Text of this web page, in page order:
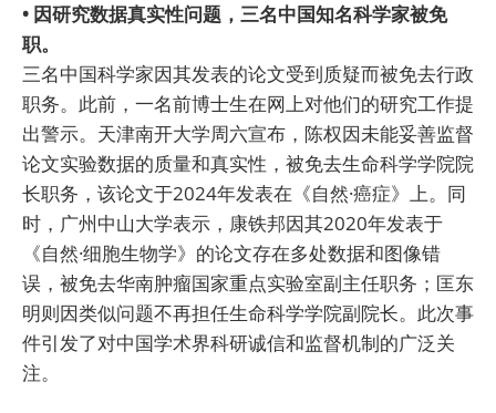
• 因研究数据真实性问题，三名中国知名科学家被免
职。
三名中国科学家因其发表的论文受到质疑而被免去行政
职务。此前，一名前博士生在网上对他们的研究工作提
出警示。天津南开大学周六宣布，陈权因未能妥善监督
论文实验数据的质量和真实性，被免去生命科学学院院
长职务，该论文于2024年发表在《自然·癌症》上。同
时，广州中山大学表示，康铁邦因其2020年发表于
《自然·细胞生物学》的论文存在多处数据和图像错
误，被免去华南肿瘤国家重点实验室副主任职务；匡东
明则因类似问题不再担任生命科学学院副院长。此次事
件引发了对中国学术界科研诚信和监督机制的广泛关
注。